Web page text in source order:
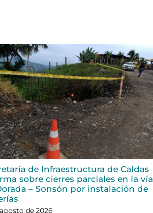
de Infraestructura de Caldas
sobre cierres parciales en la vía
– Sonsón por instalación de
de 2026